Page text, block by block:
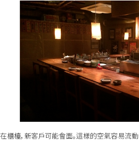
在櫃檯，新客戶可能會面。這樣的空氣容易流動